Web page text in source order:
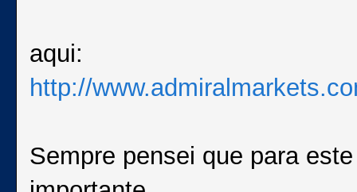
aqui:
http://
Sempre pensei que para